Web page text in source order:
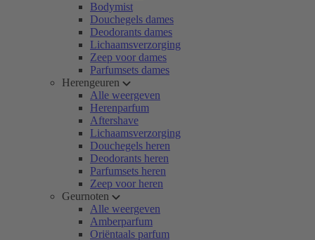
Bodymist
Douchegels dames
Deodorants dames
Lichaamsverzorging
Zeep voor dames
Parfumsets dames
Herengeuren
Alle weergeven
Herenparfum
Aftershave
Lichaamsverzorging
Douchegels heren
Deodorants heren
Parfumsets heren
Zeep voor heren
Geurnoten
Alle weergeven
Amberparfum
Oriëntaals parfum